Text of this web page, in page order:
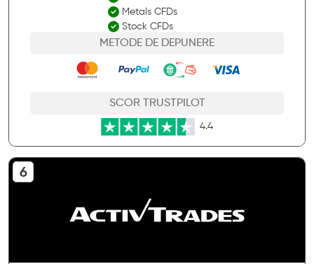
Metals CFDs
Stock CFDs
METODE DE DEPUNERE
SCOR TRUSTPILOT
4.4